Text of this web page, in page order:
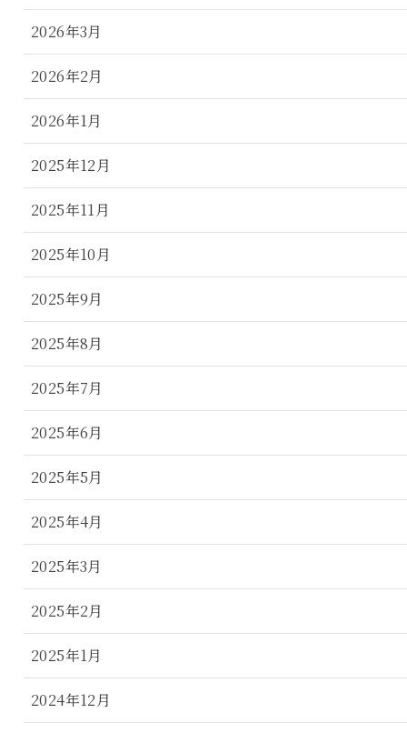
2026年3月
2026年2月
2026年1月
2025年12月
2025年11月
2025年10月
2025年9月
2025年8月
2025年7月
2025年6月
2025年5月
2025年4月
2025年3月
2025年2月
2025年1月
2024年12月